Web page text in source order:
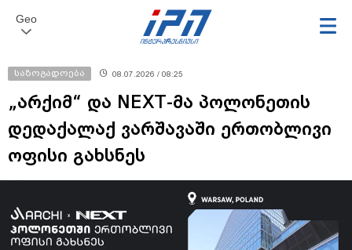
Geo
საზოგადოება 08.07.2026 / 08:25
„არქიმ“ და NEXT-მა პოლონეთის
დედაქალაქ ვარშავაში ერთობლივი
ოფისი გახსნეს